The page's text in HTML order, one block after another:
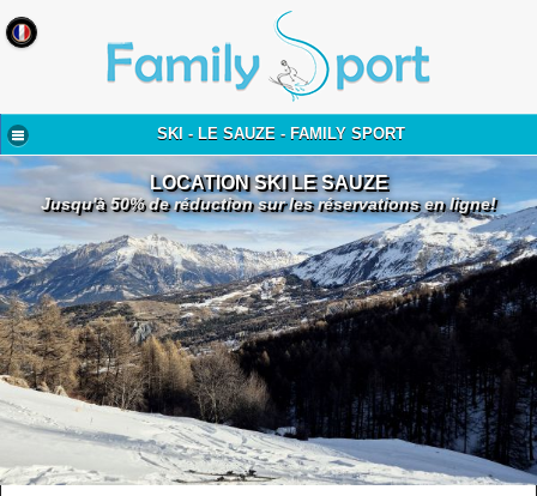
SKI - LE SAUZE - FAMILY SPORT
LOCATION SKI LE SAUZE
Jusqu'à 50% de réduction sur les réservations en ligne!